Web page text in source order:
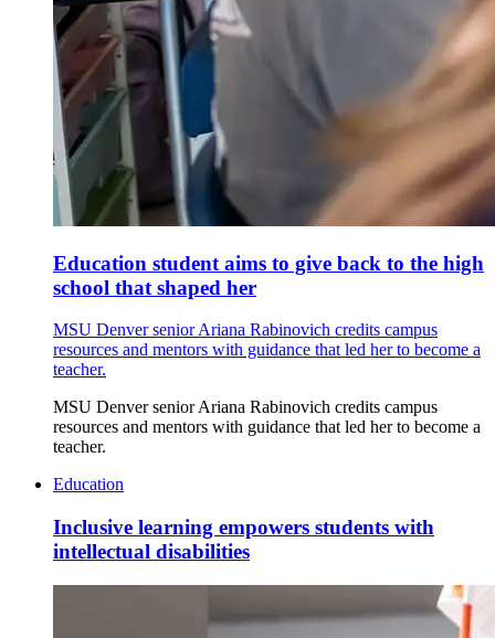
Education student aims to give back to the high
school that shaped her
MSU Denver senior Ariana Rabinovich credits campus
resources and mentors with guidance that led her to become a
teacher.
MSU Denver senior Ariana Rabinovich credits campus
resources and mentors with guidance that led her to become a
teacher.
Education
Inclusive learning empowers students with
intellectual disabilities